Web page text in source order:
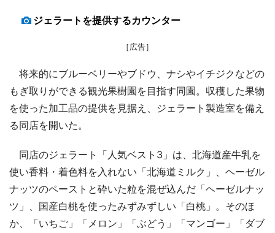
ジェラートを提供するカウンター
［広告］
将来的にブルーベリーやブドウ、ナシやイチジクなどの
もぎ取りができる観光果樹園を目指す同園。収穫した果物
を使った加工品の提供を見据え、ジェラート製造室を備え
る同店を開いた。
同店のジェラート「人気ベスト3」は、北海道産牛乳を
使い香料・着色料を入れない「北海道ミルク」、ヘーゼル
ナッツのペーストと砕いた粒を混ぜ込んだ「ヘーゼルナッ
ツ」、国産白桃を使ったみずみずしい「白桃」。そのほ
か、「いちご」「メロン」「ぶどう」「マンゴー」「ダブ